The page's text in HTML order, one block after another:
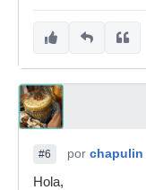
#6 por chapulin
Hola,